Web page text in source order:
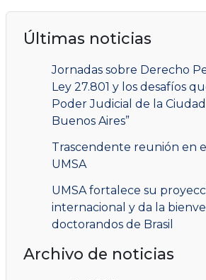
Últimas noticias
Jornadas sobre Derecho
Ley 27.801 y los desafíos
Poder Judicial de la
Buenos Aires”
Trascendente reunión en
UMSA
UMSA fortalece su
internacional y da la
doctorandos de Brasil
Archivo de noticias